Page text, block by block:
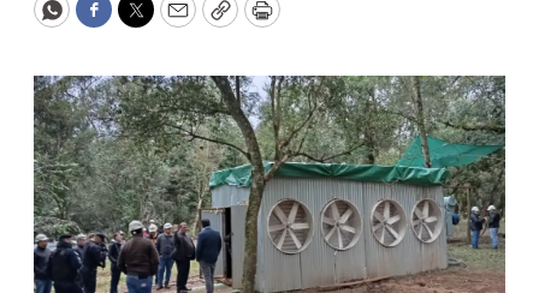
WhatsApp
Facebook
Twitter
EmailCopyPrint